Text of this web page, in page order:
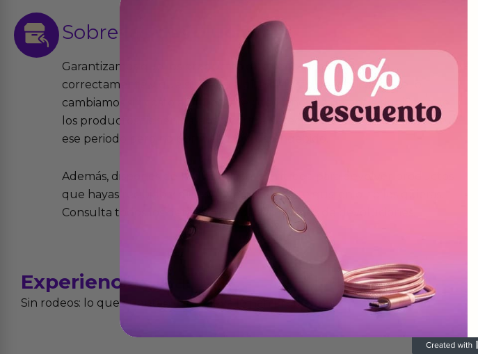
Sobre las devoluciones
Garantizamos que los productos que vendemos funcionan
correctamente y que si tienen algún defecto de fabricación te lo
cambiamos sin costo alguno. La ley de 2 años de garantía significa que
los productos tienen garantía contra defectos de fabricación durante
ese periodo pero no por mal uso o uso indebido.
Además, dispones de 15 días desde la entrega para devolver productos
que hayas recibido y que simplemente no te gusten o no los quieras.
Consulta todos los detalles en nuestra política de devoluciones.
Experienciasreales
Sin rodeos: lo que cuentan quienes ya lo han probado